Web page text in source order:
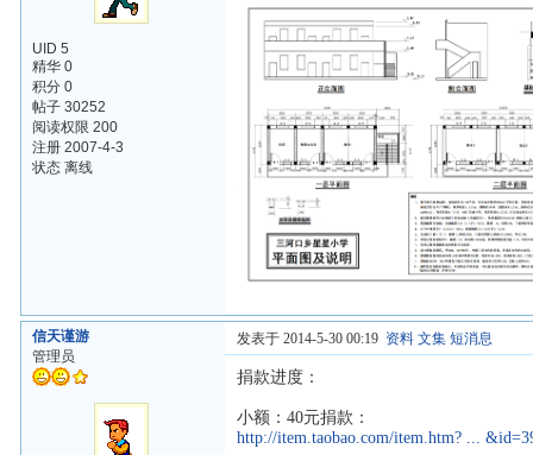
UID 5
精华 0
积分 0
帖子 30252
阅读权限 200
注册 2007-4-3
状态 离线
信天谨游
管理员
发表于 2014-5-30 00:19 资料 文集 短消息
捐款进度：
小额：40元捐款：
http://item.taobao.com/item.htm? ...